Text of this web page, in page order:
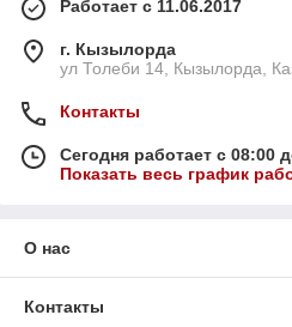
Работает с 11.06.2017
г. Кызылорда
ул Толеби 14, Кызылорда,
Контакты
Сегодня работает с 08:00
Показать весь график
О нас
Контакты